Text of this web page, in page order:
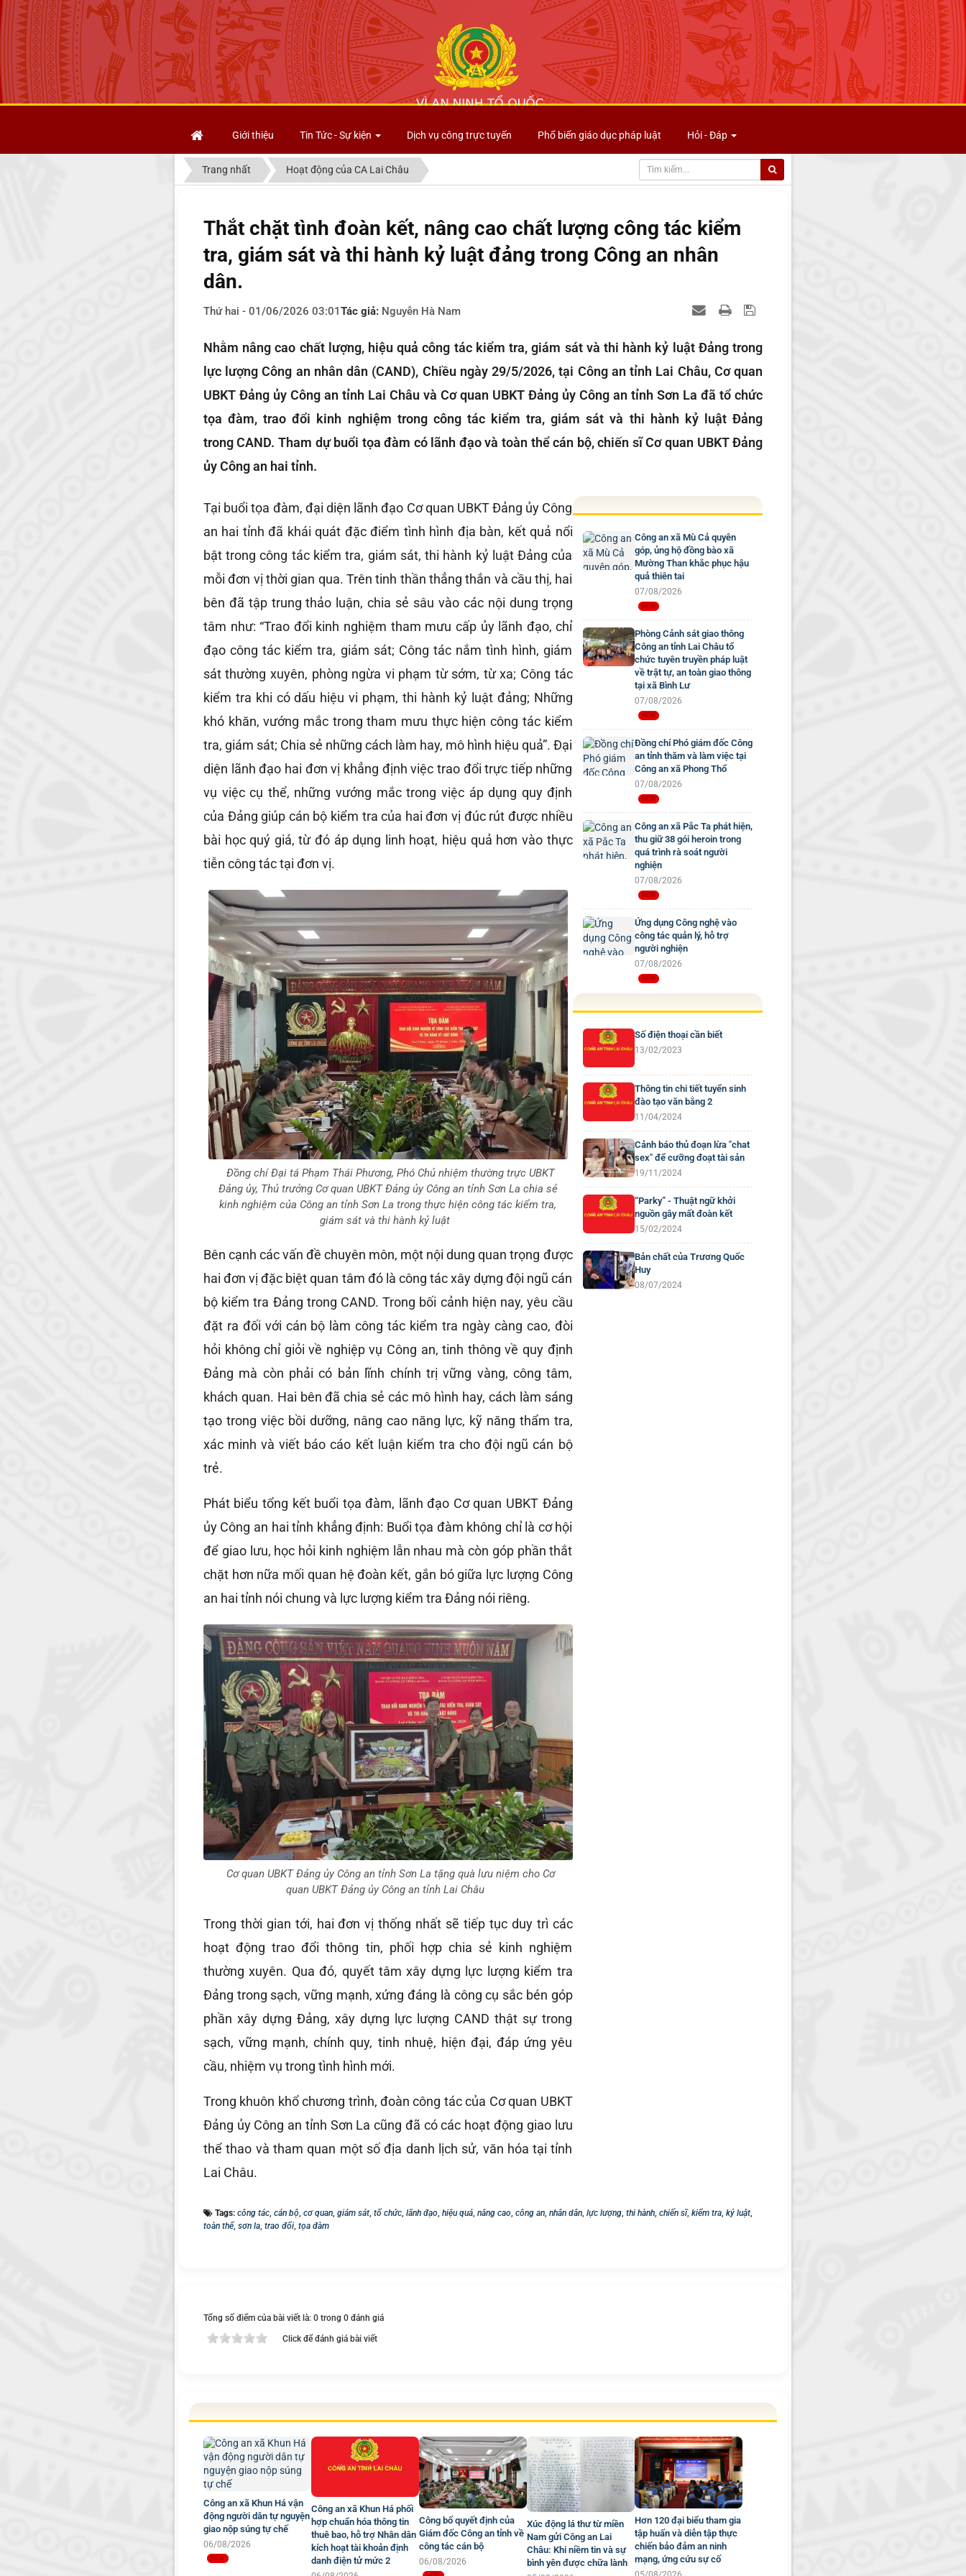
Giới thiệu
Tin Tức - Sự kiện Dịch vụ công trực tuyến Phổ biến giáo dục pháp luật Hỏi - Đáp
Trang nhất Hoạt động của CA Lai Châu
Thắt chặt tình đoàn kết, nâng cao chất lượng công tác kiểm
tra, giám sát và thi hành kỷ luật đảng trong Công an nhân
dân.
Thứ hai - 01/06/2026 03:01Tác giả: Nguyễn Hà Nam
Nhằm nâng cao chất lượng, hiệu quả công tác kiểm tra, giám sát và thi hành kỷ luật Đảng trong
lực lượng Công an nhân dân (CAND), Chiều ngày 29/5/2026, tại Công an tỉnh Lai Châu, Cơ quan
UBKT Đảng ủy Công an tỉnh Lai Châu và Cơ quan UBKT Đảng ủy Công an tỉnh Sơn La đã tổ chức
tọa đàm, trao đổi kinh nghiệm trong công tác kiểm tra, giám sát và thi hành kỷ luật Đảng
trong CAND. Tham dự buổi tọa đàm có lãnh đạo và toàn thể cán bộ, chiến sĩ Cơ quan UBKT Đảng
ủy Công an hai tỉnh.
Tại buổi tọa đàm, đại diện lãnh đạo Cơ quan UBKT Đảng ủy Công
an hai tỉnh đã khái quát đặc điểm tình hình địa bàn, kết quả nổi
bật trong công tác kiểm tra, giám sát, thi hành kỷ luật Đảng của
mỗi đơn vị thời gian qua. Trên tinh thần thẳng thắn và cầu thị, hai
bên đã tập trung thảo luận, chia sẻ sâu vào các nội dung trọng
tâm như: “Trao đổi kinh nghiệm tham mưu cấp ủy lãnh đạo, chỉ
đạo công tác kiểm tra, giám sát; Công tác nắm tình hình, giám
sát thường xuyên, phòng ngừa vi phạm từ sớm, từ xa; Công tác
kiểm tra khi có dấu hiệu vi phạm, thi hành kỷ luật đảng; Những
khó khăn, vướng mắc trong tham mưu thực hiện công tác kiểm
tra, giám sát; Chia sẻ những cách làm hay, mô hình hiệu quả”. Đại
diện lãnh đạo hai đơn vị khẳng định việc trao đổi trực tiếp những
vụ việc cụ thể, những vướng mắc trong việc áp dụng quy định
của Đảng giúp cán bộ kiểm tra của hai đơn vị đúc rút được nhiều
bài học quý giá, từ đó áp dụng linh hoạt, hiệu quả hơn vào thực
tiễn công tác tại đơn vị.
Đồng chí Đại tá Phạm Thái Phương, Phó Chủ nhiệm thường trực UBKT
Đảng ủy, Thủ trưởng Cơ quan UBKT Đảng ủy Công an tỉnh Sơn La chia sẻ
kinh nghiệm của Công an tỉnh Sơn La trong thực hiện công tác kiểm tra,
giám sát và thi hành kỷ luật
Bên cạnh các vấn đề chuyên môn, một nội dung quan trọng được
hai đơn vị đặc biệt quan tâm đó là công tác xây dựng đội ngũ cán
bộ kiểm tra Đảng trong CAND. Trong bối cảnh hiện nay, yêu cầu
đặt ra đối với cán bộ làm công tác kiểm tra ngày càng cao, đòi
hỏi không chỉ giỏi về nghiệp vụ Công an, tinh thông về quy định
Đảng mà còn phải có bản lĩnh chính trị vững vàng, công tâm,
khách quan. Hai bên đã chia sẻ các mô hình hay, cách làm sáng
tạo trong việc bồi dưỡng, nâng cao năng lực, kỹ năng thẩm tra,
xác minh và viết báo cáo kết luận kiểm tra cho đội ngũ cán bộ
trẻ.
Phát biểu tổng kết buổi tọa đàm, lãnh đạo Cơ quan UBKT Đảng
ủy Công an hai tỉnh khẳng định: Buổi tọa đàm không chỉ là cơ hội
để giao lưu, học hỏi kinh nghiệm lẫn nhau mà còn góp phần thắt
chặt hơn nữa mối quan hệ đoàn kết, gắn bó giữa lực lượng Công
an hai tỉnh nói chung và lực lượng kiểm tra Đảng nói riêng.
Cơ quan UBKT Đảng ủy Công an tỉnh Sơn La tặng quà lưu niệm cho Cơ
quan UBKT Đảng ủy Công an tỉnh Lai Châu
Trong thời gian tới, hai đơn vị thống nhất sẽ tiếp tục duy trì các
hoạt động trao đổi thông tin, phối hợp chia sẻ kinh nghiệm
thường xuyên. Qua đó, quyết tâm xây dựng lực lượng kiểm tra
Đảng trong sạch, vững mạnh, xứng đáng là công cụ sắc bén góp
phần xây dựng Đảng, xây dựng lực lượng CAND thật sự trong
sạch, vững mạnh, chính quy, tinh nhuệ, hiện đại, đáp ứng yêu
cầu, nhiệm vụ trong tình hình mới.
Trong khuôn khổ chương trình, đoàn công tác của Cơ quan UBKT
Đảng ủy Công an tỉnh Sơn La cũng đã có các hoạt động giao lưu
thể thao và tham quan một số địa danh lịch sử, văn hóa tại tỉnh
Lai Châu.
Công an xã Mù Cả quyên
góp, ủng hộ đồng bào xã
Mường Than khắc phục hậu
quả thiên tai
07/08/2026
Phòng Cảnh sát giao thông
Công an tỉnh Lai Châu tổ
chức tuyên truyền pháp luật
về trật tự, an toàn giao thông
tại xã Bình Lư
07/08/2026
Đồng chí Phó giám đốc Công
an tỉnh thăm và làm việc tại
Công an xã Phong Thổ
07/08/2026
Công an xã Pắc Ta phát hiện,
thu giữ 38 gói heroin trong
quá trình rà soát người
nghiện
07/08/2026
Ứng dụng Công nghệ vào
công tác quản lý, hỗ trợ
người nghiện
07/08/2026
Số điện thoại cần biết
13/02/2023
Thông tin chi tiết tuyển sinh
đào tạo văn bằng 2
11/04/2024
Cảnh báo thủ đoạn lừa "chat
sex" để cưỡng đoạt tài sản
19/11/2024
“Parky” - Thuật ngữ khởi
nguồn gây mất đoàn kết
15/02/2024
Bản chất của Trương Quốc
Huy
08/07/2024
Tags: công tác, cán bộ, cơ quan, giám sát, tổ chức, lãnh đạo, hiệu quả, nâng cao, công an, nhân dân, lực lượng, thi hành, chiến sĩ, kiểm tra, kỷ luật,
toàn thể, sơn la, trao đổi, tọa đàm
Tổng số điểm của bài viết là: 0 trong 0 đánh giá
Click để đánh giá bài viết
Công an xã Khun Há vận
động người dân tự nguyện
giao nộp súng tự chế
06/08/2026
Công an xã Khun Há phối
hợp chuẩn hóa thông tin
thuê bao, hỗ trợ Nhân dân
kích hoạt tài khoản định
danh điện tử mức 2
Công bố quyết định của
Giám đốc Công an tỉnh về
công tác cán bộ
06/08/2026
Xúc động lá thư từ miền
Nam gửi Công an Lai
Châu: Khi niềm tin và sự
bình yên được chữa lành
Hơn 120 đại biểu tham gia
tập huấn và diễn tập thực
chiến bảo đảm an ninh
mạng, ứng cứu sự cố